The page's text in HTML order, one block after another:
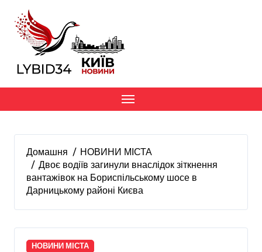
вмісту
Домашня
НОВИНИ МІСТА
Двоє водіїв загинули внаслідок зіткнення
вантажівок на Бориспільському шосе в
Дарницькому районі Києва
НОВИНИ МІСТА